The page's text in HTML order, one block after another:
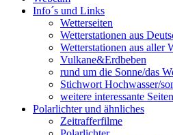
Info´s und Links
Wetterseiten
Wetterstationen aus
Wetterstationen aus aller
Vulkane&Erdbeben
rund um die Sonne/das
Stichwort Hochwasser/
weitere interessante Seiten
Polarlichter und ähnliches
Zeitrafferfilme